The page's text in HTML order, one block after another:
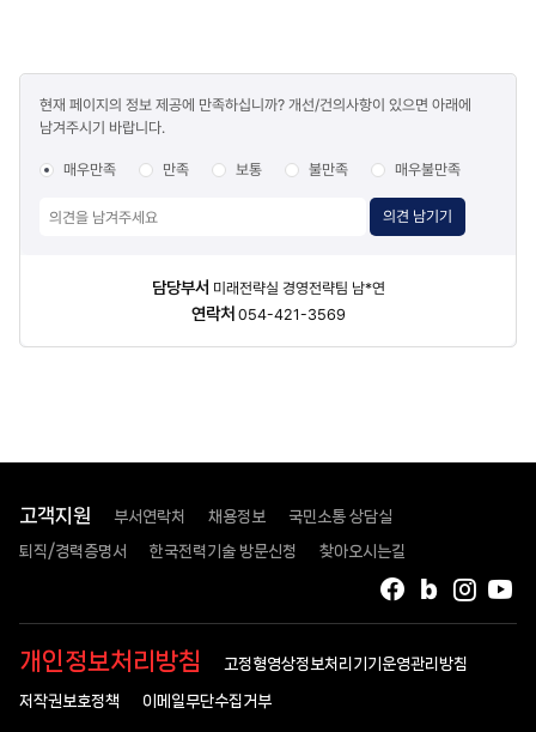
만족도
조사
현재 페이지의 정보 제공에 만족하십니까? 개선/건의사항이 있으면 아래에
남겨주시기 바랍니다.
매우만족 만족 보통 불만족 매우불만족
의견 남기기
담당부서 미래전략실 경영전략팀 남*연
연락처 054-421-3569
고객지원 부서연락처 채용정보 국민소통 상담실
퇴직/경력증명서 한국전력기술 방문신청 찾아오시는길
인스
블로그
페이스북
개인정보처리방침 고정형영상정보처리기기운영관리방침
저작권보호정책 이메일무단수집거부